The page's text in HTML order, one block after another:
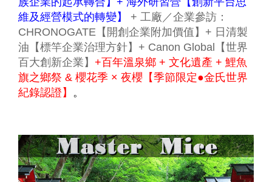
維及經營模式的轉變】
+ 工廠／企業參訪：
CHRONOGATE【開創企業附加價值】+ 日清製
油【標竿企業治理方針】+ Canon Global【世界
百大創新企業】 +百年溫泉鄉 + 文化遺產 + 鯉魚
旗之鄉祭 & 櫻花季 × 夜櫻【季節限定●金氏世界
紀錄認證】 。